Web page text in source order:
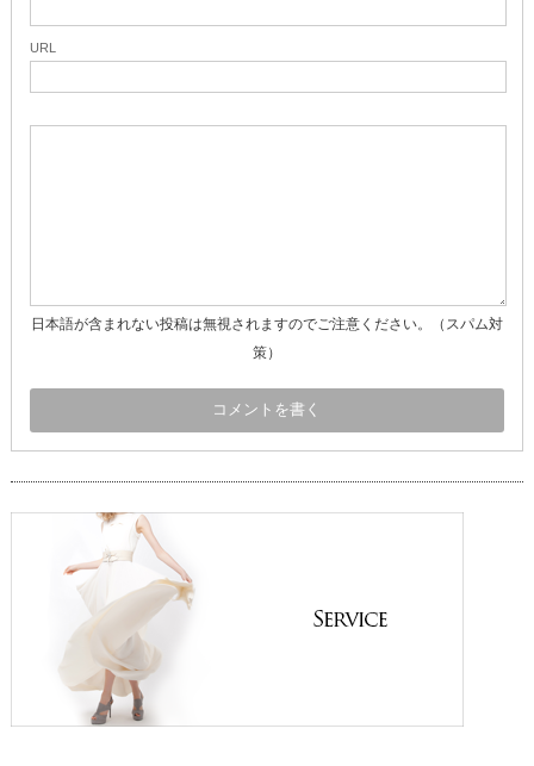
URL
日本語が含まれない投稿は無視されますのでご注意ください。（スパム対
策）